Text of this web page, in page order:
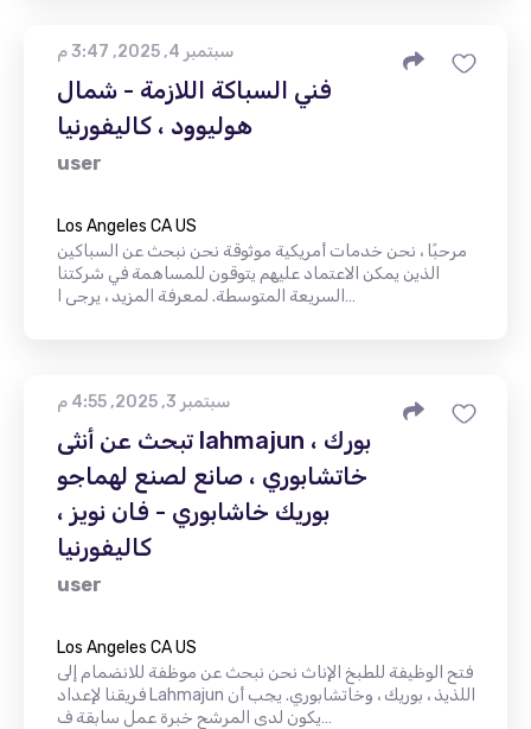
سبتمبر 4, 2025, 3:47 م
فني السباكة اللازمة - شمال
هوليوود ، كاليفورنيا
user
Los Angeles CA US
مرحبًا ، نحن خدمات أمريكية موثوقة نحن نبحث عن السباكين
الذين يمكن الاعتماد عليهم يتوقون للمساهمة في شركتنا
السريعة المتوسطة. لمعرفة المزيد ، يرجى ا…
سبتمبر 3, 2025, 4:55 م
تبحث عن أنثى lahmajun ، بورك
خاتشابوري ، صانع لصنع لهماجو
بوريك خاشابوري - فان نويز ،
كاليفورنيا
user
Los Angeles CA US
فتح الوظيفة للطبخ الإناث نحن نبحث عن موظفة للانضمام إلى
فريقنا لإعداد Lahmajun اللذيذ ، بوريك ، وخاتشابوري. يجب أن
يكون لدى المرشح خبرة عمل سابقة ف…